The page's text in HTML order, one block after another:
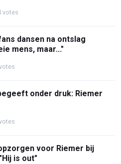
votes
dansen na ontslag
mens, maar..."
onder druk: Riemer
voor Riemer bij
is out"